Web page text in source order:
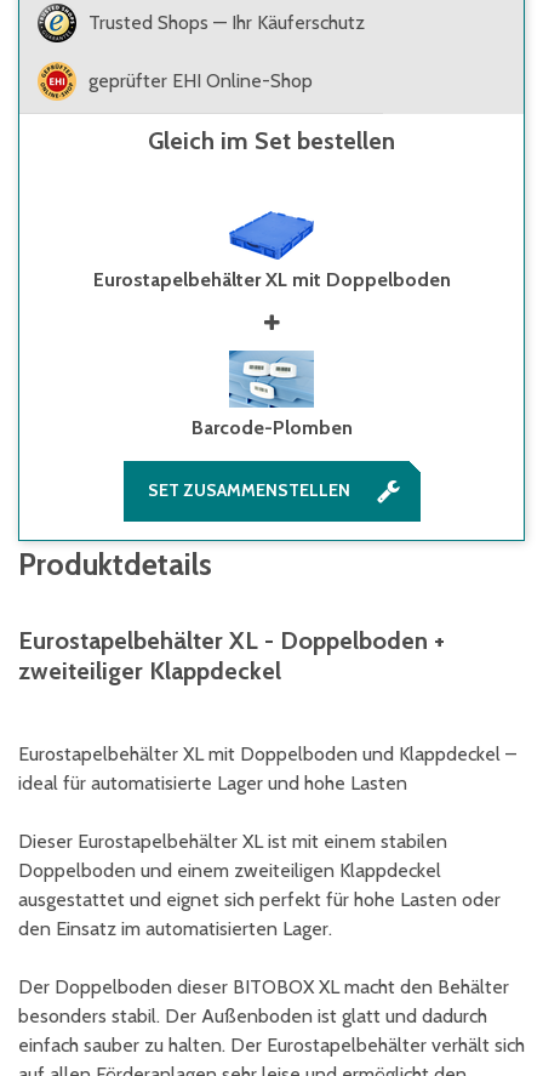
Trusted Shops — Ihr Käuferschutz
geprüfter EHI Online-Shop
Gleich im Set bestellen
Eurostapelbehälter XL mit Doppelboden
Barcode-Plomben
SET ZUSAMMENSTELLEN
Produktdetails
Eurostapelbehälter XL - Doppelboden +
zweiteiliger Klappdeckel
Eurostapelbehälter XL mit Doppelboden und Klappdeckel –
ideal für automatisierte Lager und hohe Lasten
Dieser Eurostapelbehälter XL ist mit einem stabilen
Doppelboden und einem zweiteiligen Klappdeckel
ausgestattet und eignet sich perfekt für hohe Lasten oder
den Einsatz im automatisierten Lager.
Der Doppelboden dieser BITOBOX XL macht den Behälter
besonders stabil. Der Außenboden ist glatt und dadurch
einfach sauber zu halten. Der Eurostapelbehälter verhält sich